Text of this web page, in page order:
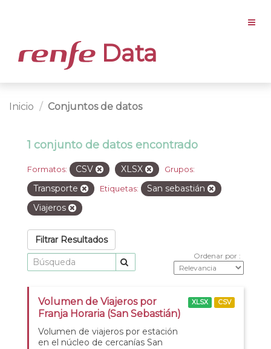
Data
Inicio Conjuntos de datos
1 conjunto de datos encontrado
Formatos: CSV XLSX Grupos:
Transporte Etiquetas:
San sebastián
Viajeros
Filtrar Resultados
Ordenar por
Volumen de Viajeros por
Franja Horaria (San Sebastián)
Volumen de viajeros por estación
en el núcleo de cercanías San
XLSX CSV